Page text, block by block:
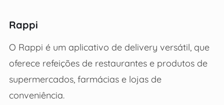
Rappi
O Rappi é um aplicativo de delivery versátil, que
oferece refeições de restaurantes e produtos de
supermercados, farmácias e lojas de
conveniência.